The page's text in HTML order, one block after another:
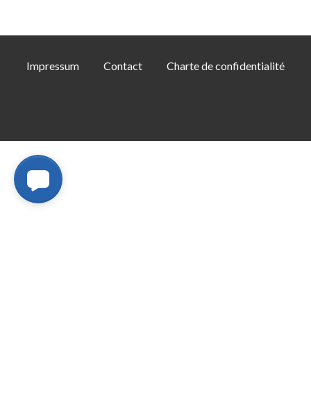
Impressum Contact Charte de confidentialité